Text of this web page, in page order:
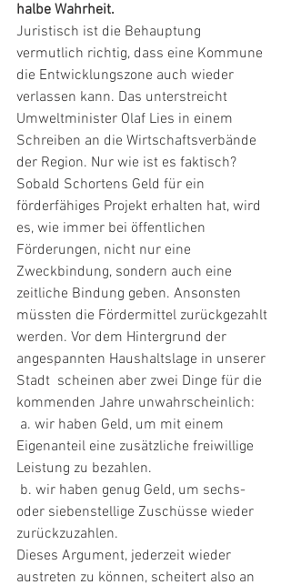
halbe Wahrheit.
Juristisch ist die Behauptung
vermutlich richtig, dass eine Kommune
die Entwicklungszone auch wieder
verlassen kann. Das unterstreicht
Umweltminister Olaf Lies in einem
Schreiben an die Wirtschaftsverbände
der Region. Nur wie ist es faktisch?
Sobald Schortens Geld für ein
förderfähiges Projekt erhalten hat, wird
es, wie immer bei öffentlichen
Förderungen, nicht nur eine
Zweckbindung, sondern auch eine
zeitliche Bindung geben. Ansonsten
müssten die Fördermittel zurückgezahlt
werden. Vor dem Hintergrund der
angespannten Haushaltslage in unserer
Stadt  scheinen aber zwei Dinge für die
kommenden Jahre unwahrscheinlich:
Eigenanteil eine zusätzliche freiwillige
Leistung zu bezahlen.
oder siebenstellige Zuschüsse wieder
zurückzuzahlen.
Dieses Argument, jederzeit wieder
austreten zu können, scheitert also an